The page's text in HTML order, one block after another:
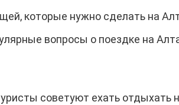
которые нужно сделать на
вопросы о поездке на
советуют ехать отдыхать